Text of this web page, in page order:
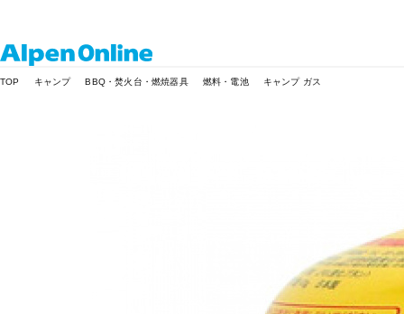
Online
TOP キャンプ BBQ・焚火台・燃焼器具 燃料・電池 キャンプ ガス